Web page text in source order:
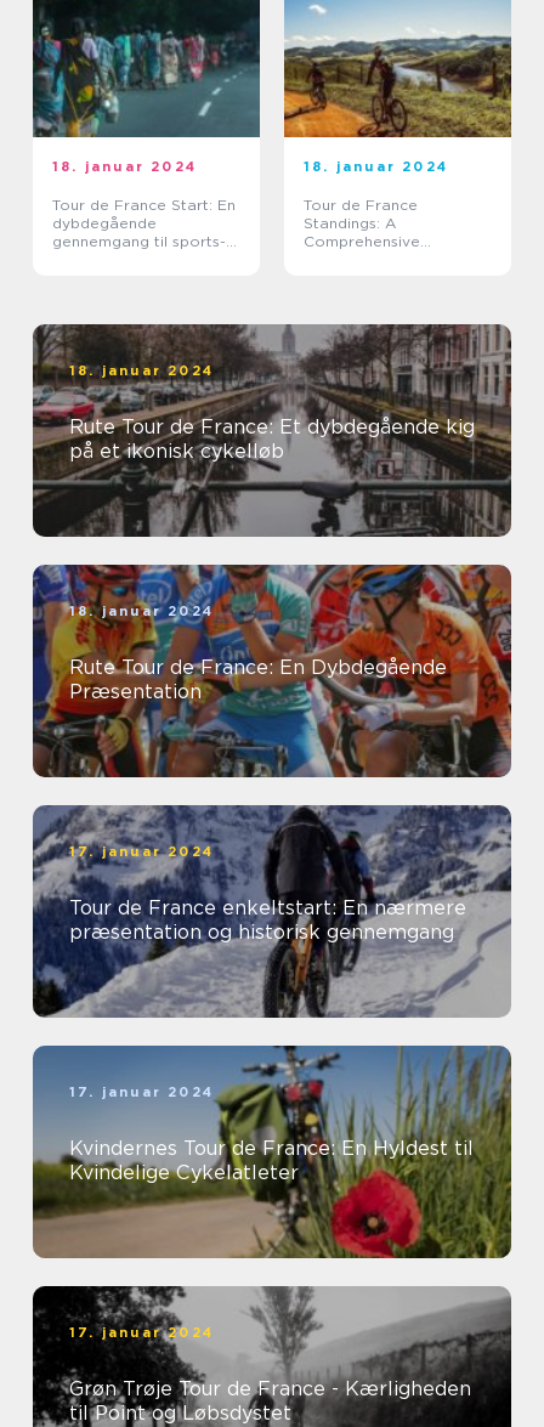
18. januar 2024
Tour de France Start: En
dybdegående
gennemgang til sports-
18. januar 2024
Tour de France
Standings: A
Comprehensive
18. januar 2024
Rute Tour de France: Et dybdegående kig
på et ikonisk cykelløb
18. januar 2024
Rute Tour de France: En Dybdegående
Præsentation
17. januar 2024
Tour de France enkeltstart: En nærmere
præsentation og historisk gennemgang
17. januar 2024
Kvindernes Tour de France: En Hyldest til
Kvindelige Cykelatleter
17. januar 2024
Grøn Trøje Tour de France - Kærligheden
til Point og Løbsdystet